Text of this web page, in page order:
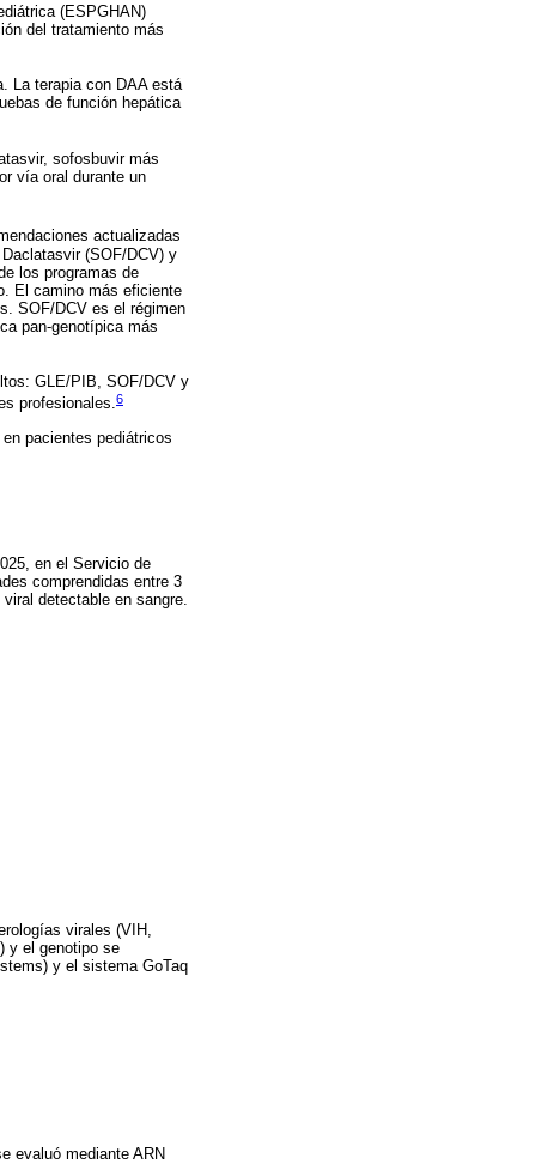
(ESPGHAN)
del tratamiento más
La terapia con DAA está
de función hepática
sofosbuvir más
vía oral durante un
actualizadas
(SOF/DCV) y
los programas de
El camino más eficiente
SOF/DCV es el régimen
pan-genotípica más
GLE/PIB, SOF/DCV y
profesionales.6
pacientes pediátricos
en el Servicio de
comprendidas entre 3
detectable en sangre.
virales (VIH,
y el genotipo se
y el sistema GoTaq
evaluó mediante ARN